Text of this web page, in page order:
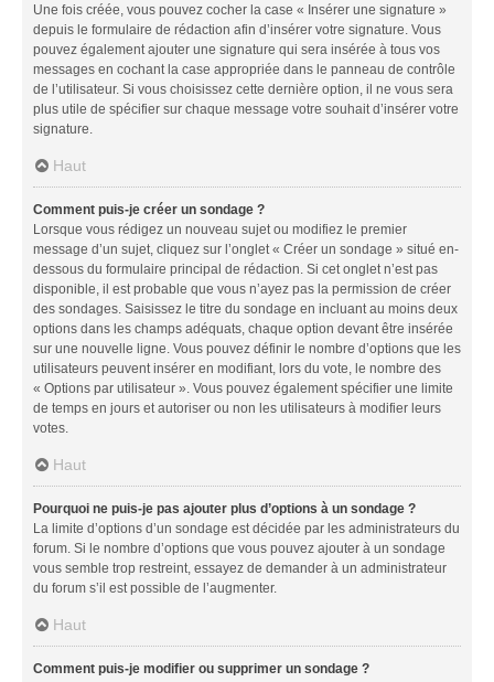
Une fois créée, vous pouvez cocher la case « Insérer une signature »
depuis le formulaire de rédaction afin d’insérer votre signature. Vous
pouvez également ajouter une signature qui sera insérée à tous vos
messages en cochant la case appropriée dans le panneau de contrôle
de l’utilisateur. Si vous choisissez cette dernière option, il ne vous sera
plus utile de spécifier sur chaque message votre souhait d’insérer votre
signature.
Haut
Comment puis-je créer un sondage ?
Lorsque vous rédigez un nouveau sujet ou modifiez le premier
message d’un sujet, cliquez sur l’onglet « Créer un sondage » situé en-
dessous du formulaire principal de rédaction. Si cet onglet n’est pas
disponible, il est probable que vous n’ayez pas la permission de créer
des sondages. Saisissez le titre du sondage en incluant au moins deux
options dans les champs adéquats, chaque option devant être insérée
sur une nouvelle ligne. Vous pouvez définir le nombre d’options que les
utilisateurs peuvent insérer en modifiant, lors du vote, le nombre des
« Options par utilisateur ». Vous pouvez également spécifier une limite
de temps en jours et autoriser ou non les utilisateurs à modifier leurs
votes.
Haut
Pourquoi ne puis-je pas ajouter plus d’options à un sondage ?
La limite d’options d’un sondage est décidée par les administrateurs du
forum. Si le nombre d’options que vous pouvez ajouter à un sondage
vous semble trop restreint, essayez de demander à un administrateur
du forum s’il est possible de l’augmenter.
Haut
Comment puis-je modifier ou supprimer un sondage ?